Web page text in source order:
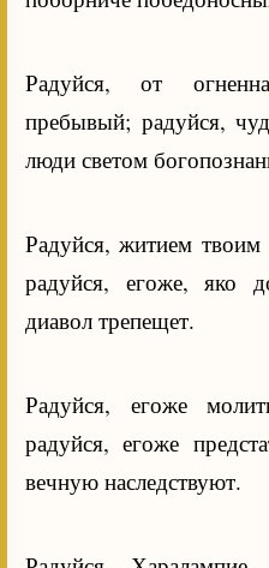
Радуйся, от
пребывый; радуйся,
люди светом
Радуйся, житием
радуйся, егоже, яко
диавол трепещет.
Радуйся, егоже
радуйся, егоже
вечную наследствуют.